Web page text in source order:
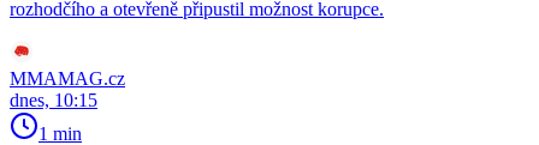
rozhodčího a otevřeně připustil možnost korupce.
MMAMAG.cz
dnes, 10:15
1 min